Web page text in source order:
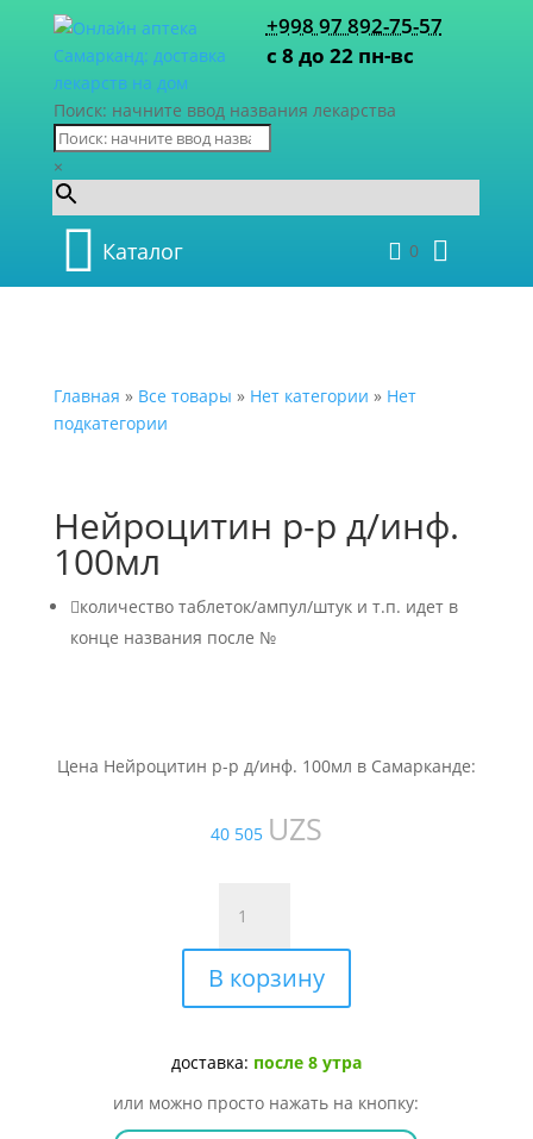
+998 97 892-75-57
с 8 до 22 пн-вс
Поиск: начните ввод названия лекарства
×
Каталог 0
Главная » Все товары » Нет категории » Нет
подкатегории
Нейроцитин р-р д/инф.
100мл
количество таблеток/ампул/штук и т.п. идет в
конце названия после №
Цена Нейроцитин р-р д/инф. 100мл в Самарканде:
40 505 UZS
товара
Нейроцитин
р-
р
инф.
В корзину
доставка: после 8 утра
или можно просто нажать на кнопку: